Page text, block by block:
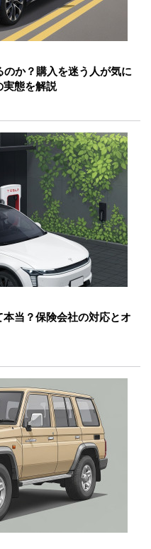
か？購入を迷う人が気に
実態を解説
当？保険会社の対応とオ